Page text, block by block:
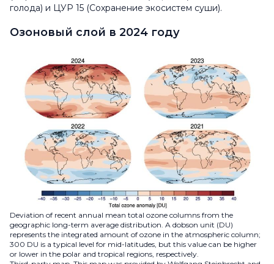
голода) и ЦУР 15 (Сохранение экосистем суши).
Озоновый слой в 2024 году
Deviation of recent annual mean total ozone columns from the
geographic long-term average distribution. A dobson unit (DU)
represents the integrated amount of ozone in the atmospheric column;
300 DU is a typical level for mid-latitudes, but this value can be higher
or lower in the polar and tropical regions, respectively.